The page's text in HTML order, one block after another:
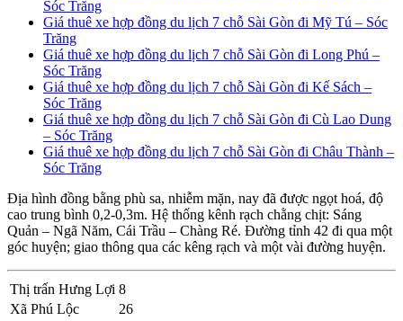
Sóc Trăng
Giá thuê xe hợp đồng du lịch 7 chỗ Sài Gòn đi Mỹ Tú – Sóc
Trăng
Giá thuê xe hợp đồng du lịch 7 chỗ Sài Gòn đi Long Phú –
Sóc Trăng
Giá thuê xe hợp đồng du lịch 7 chỗ Sài Gòn đi Kế Sách –
Sóc Trăng
Giá thuê xe hợp đồng du lịch 7 chỗ Sài Gòn đi Cù Lao Dung
– Sóc Trăng
Giá thuê xe hợp đồng du lịch 7 chỗ Sài Gòn đi Châu Thành –
Sóc Trăng
Địa hình đồng bằng phù sa, nhiễm mặn, nay đã được ngọt hoá, độ
cao trung bình 0,2-0,3m. Hệ thống kênh rạch chằng chịt: Sáng
Quản – Ngã Năm, Cái Trầu – Chàng Ré. Đường tỉnh 42 đi qua một
góc huyện; giao thông qua các kêng rạch và một vài đường huyện.
Thị trấn Hưng Lợi 8
Xã Phú Lộc
26